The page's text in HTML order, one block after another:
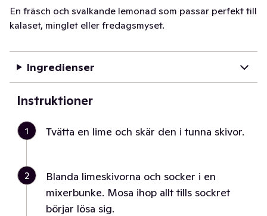
En fräsch och svalkande lemonad som passar perfekt till
kalaset, minglet eller fredagsmyset.
Ingredienser
Instruktioner
1 Tvätta en lime och skär den i tunna skivor.
2
Blanda limeskivorna och socker i en
mixerbunke. Mosa ihop allt tills sockret
börjar lösa sig.